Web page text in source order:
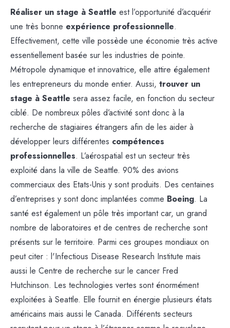
Réaliser un stage à Seattle est l’opportunité d’acquérir
une très bonne expérience professionnelle.
Effectivement, cette ville possède une économie très active
essentiellement basée sur les industries de pointe.
Métropole dynamique et innovatrice, elle attire également
les entrepreneurs du monde entier. Aussi, trouver un
stage à Seattle sera assez facile, en fonction du secteur
ciblé. De nombreux pôles d’activité sont donc à la
recherche de stagiaires étrangers afin de les aider à
développer leurs différentes compétences
professionnelles. L’aérospatial est un secteur très
exploité dans la ville de Seattle. 90% des avions
commerciaux des Etats-Unis y sont produits. Des centaines
d’entreprises y sont donc implantées comme Boeing. La
santé est également un pôle très important car, un grand
nombre de laboratoires et de centres de recherche sont
présents sur le territoire. Parmi ces groupes mondiaux on
peut citer : l'Infectious Disease Research Institute mais
aussi le Centre de recherche sur le cancer Fred
Hutchinson. Les technologies vertes sont énormément
exploitées à Seattle. Elle fournit en énergie plusieurs états
américains mais aussi le Canada. Différents secteurs